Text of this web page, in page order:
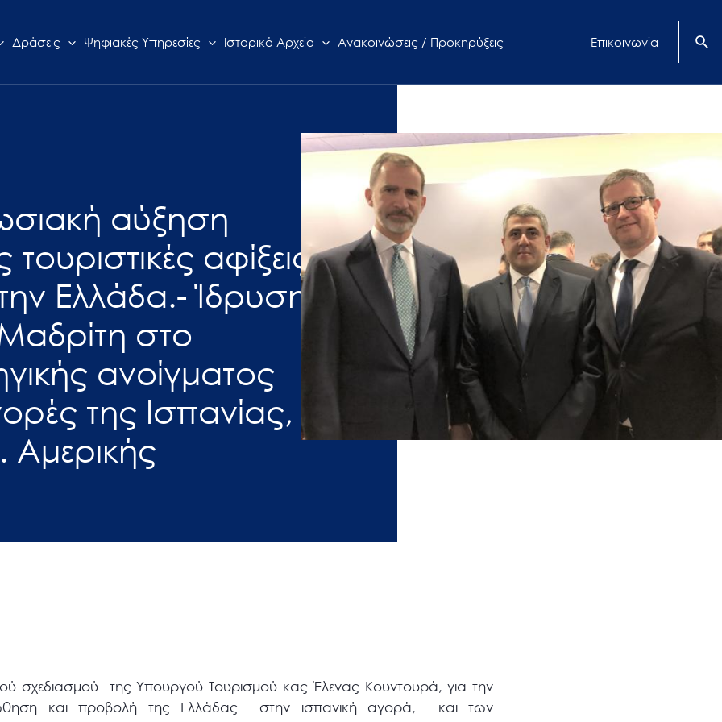
Δράσεις Ψηφιακές Υπηρεσίες Ιστορικό Αρχείο Ανακοινώσεις / Προκηρύξεις Επικοινωνία
αύξηση
αφίξεις
Ελλάδα.- Ίδρυση
στο
ανοίγματος
της Ισπανίας,
Αμερικής
σχεδιασμού της Υπουργού Τουρισμού κας Έλενας Κουντουρά, για την
και προβολή της Ελλάδας στην ισπανική αγορά, και των